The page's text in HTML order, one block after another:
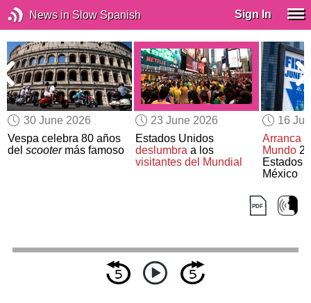
News in Slow Spanish Sign In
30 June 2026
Vespa celebra 80 años
delscootermás famoso
23 June 2026
Estados Unidos
deslumbraa los
visitantes del Mundial
16
Arranca
Mundo
Estados
México